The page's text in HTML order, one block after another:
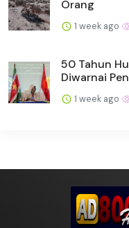
Orang
1 week ago
50 Tahun
Diwarnai
1 week ago